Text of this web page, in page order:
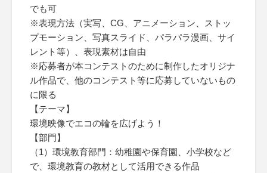
でも可
※表現方法（実写、CG、アニメーション、ストッ
プモーション、写真スライド、パラパラ漫画、サイ
レント等）、表現素材は自由
※応募者が本コンテストのために制作したオリジナ
ル作品で、他のコンテスト等に応募していないもの
に限る
【テーマ】
環境映像でエコの輪を広げよう！
【部門】
（1）環境教育部門：幼稚園や保育園、小学校など
で、環境教育の教材として活用できる作品